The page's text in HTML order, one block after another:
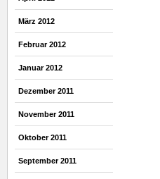
März 2012
Februar 2012
Januar 2012
Dezember 2011
November 2011
Oktober 2011
September 2011